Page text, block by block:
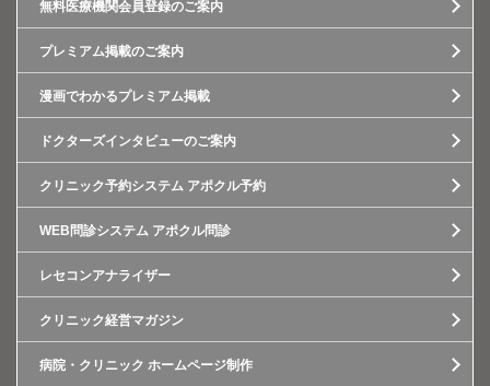
無料医療機関会員登録のご案内
プレミアム掲載のご案内
漫画でわかるプレミアム掲載
ドクターズインタビューのご案内
クリニック予約システム アポクル予約
WEB問診システム アポクル問診
レセコンアナライザー
クリニック経営マガジン
病院・クリニック ホームページ制作